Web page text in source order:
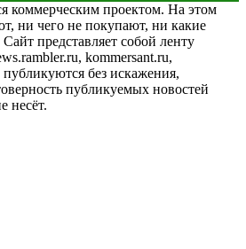
коммерческим проектом. На этом
ни чего не покупают, ни какие
представляет собой ленту
kommersant.ru,
без искажения,
публикуемых новостей
несёт.